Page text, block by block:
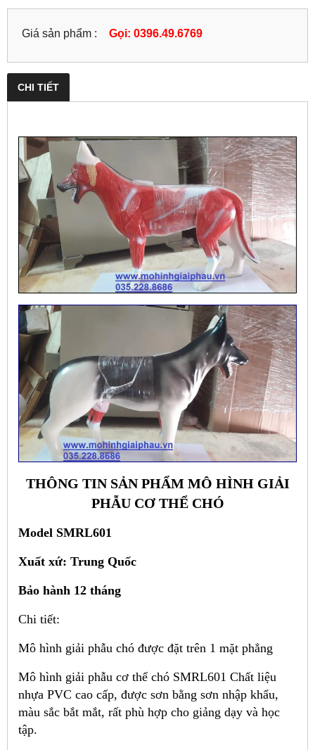
Giá sản phẩm : Gọi: 0396.49.6769
CHI TIẾT
THÔNG TIN SẢN PHẨM MÔ HÌNH GIẢI
PHẪU CƠ THỂ CHÓ
Model SMRL601
Xuất xứ: Trung Quốc
Bảo hành 12 tháng
Chi tiết:
Mô hình giải phẫu chó được đặt trên 1 mặt phẳng
Mô hình giải phẫu cơ thể chó SMRL601 Chất liệu
nhựa PVC cao cấp, được sơn bằng sơn nhập khẩu,
màu sắc bắt mắt, rất phù hợp cho giảng dạy và học
tập.